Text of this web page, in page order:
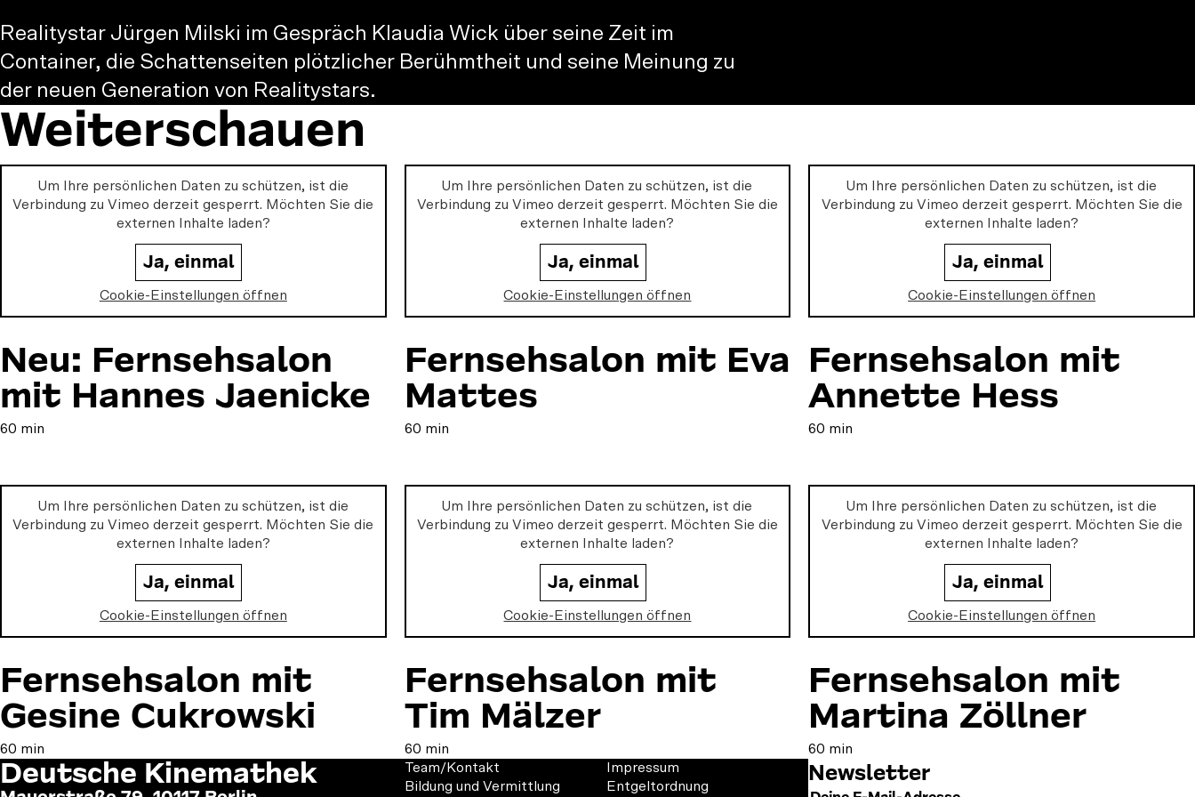
uk
a
Realitystar Jürgen Milski im Gespräch Klaudia Wick über seine Zeit im
Container, die Schattenseiten plötzlicher Berühmtheit und seine Meinung zu
der neuen Generation von Realitystars.
Weiterschauen
Um Ihre persönlichen Daten zu schützen, ist die
Verbindung zuVimeo derzeit gesperrt. Möchten Sie die
externen Inhalte laden?
Ja, einmal
Cookie-Einstellungen öffnen
Neu: Fernsehsalon
mit Hannes Jaenicke
60 min
Um Ihre persönlichen Daten zu schützen, ist die
Verbindung zu Vimeo derzeit gesperrt. Möchten Sie die
externen Inhalte laden?
Ja, einmal
Cookie-Einstellungen öffnen
Fernsehsalon mit Eva
Mattes
60 min
Um Ihre persönlichen Daten zu schützen, ist die
Verbindung zu Vimeo derzeit gesperrt. Möchten Sie die
externen Inhalte laden?
Ja, einmal
Cookie-Einstellungen öffnen
Fernsehsalon mit
Annette Hess
60 min
Um Ihre persönlichen Daten zu schützen, ist die
Verbindung zuVimeo derzeit gesperrt. Möchten Sie die
externen Inhalte laden?
Ja, einmal
Cookie-Einstellungen öffnen
Fernsehsalon mit
Gesine Cukrowski
60 min
Um Ihre persönlichen Daten zu schützen, ist die
Verbindung zu Vimeo derzeit gesperrt. Möchten Sie die
externen Inhalte laden?
Ja, einmal
Cookie-Einstellungen öffnen
Fernsehsalon mit
Tim Mälzer
60 min
Um Ihre persönlichen Daten zu schützen, ist die
Verbindung zu Vimeo derzeit gesperrt. Möchten Sie die
externen Inhalte laden?
Ja, einmal
Cookie-Einstellungen öffnen
Fernsehsalon mit
Martina Zöllner
60 min
Deutsche Kinemathek
Footer
1
Team/Kontakt
Bildung und Vermittlung
Footer
2
Impressum
Entgeltordnung
Newsletter